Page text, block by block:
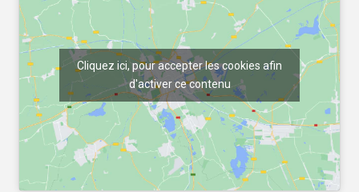
Cliquez ici, pour accepter les cookies afin
d'activer ce contenu